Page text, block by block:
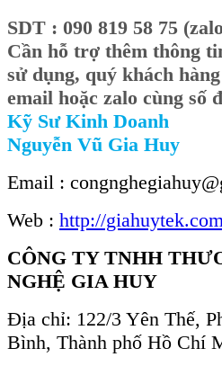
SDT : 090 819 58 75
Cần hỗ trợ thêm thông
sử dụng, quý khách
email hoặc zalo cùng số
Kỹ Sư Kinh Doanh
Nguyễn Vũ Gia Huy
Email :
Web : http://
CÔNG TY TNHH
NGHỆ GIA HUY
Địa chỉ: 122/3 Yên Thế,
Bình, Thành phố Hồ Chí